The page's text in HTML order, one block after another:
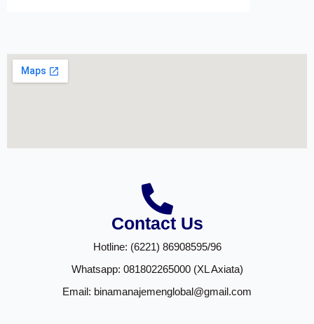
Contact Us
Hotline: (6221) 86908595/96
Whatsapp: 081802265000 (XL Axiata)
Email: binamanajemenglobal@gmail.com